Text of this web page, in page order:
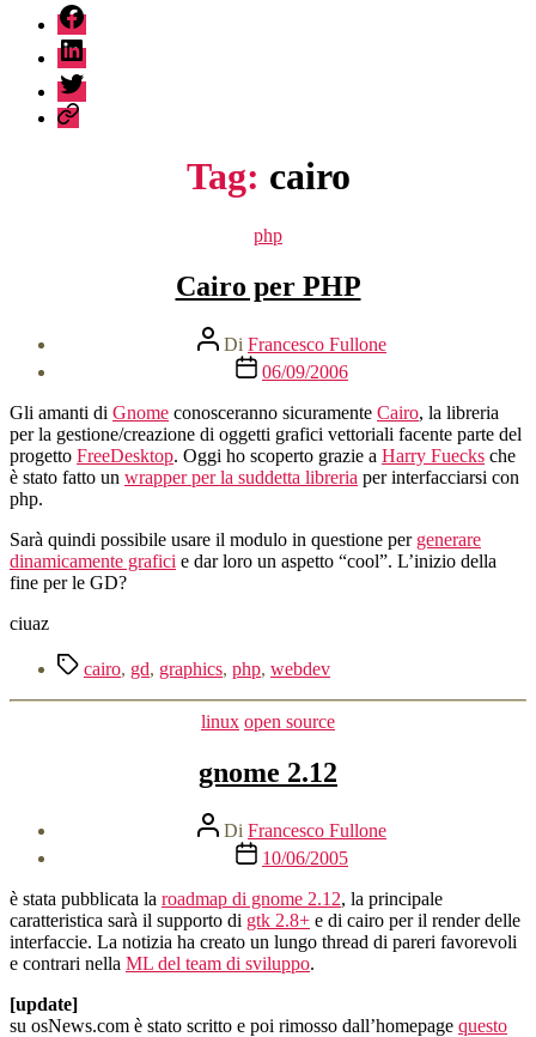
fb
linkedin
twitter
sessionize
Tag: cairo
Categorie
php
Cairo per PHP
Autore
articolo
Di Francesco Fullone
Data
dell'articolo
06/09/2006
Gli amanti di Gnome conosceranno sicuramente Cairo, la libreria
per la gestione/creazione di oggetti grafici vettoriali facente parte del
progetto FreeDesktop. Oggi ho scoperto grazie a Harry Fuecks che
è stato fatto un wrapper per la suddetta libreria per interfacciarsi con
php.
Sarà quindi possibile usare il modulo in questione per generare
dinamicamente grafici e dar loro un aspetto “cool”. L’inizio della
fine per le GD?
ciuaz
Tag cairo, gd, graphics, php, webdev
Categorie
linux open source
gnome 2.12
Autore
articolo
Di Francesco Fullone
Data
dell'articolo
10/06/2005
è stata pubblicata la roadmap di gnome 2.12, la principale
caratteristica sarà il supporto di gtk 2.8+ e di cairo per il render delle
interfaccie. La notizia ha creato un lungo thread di pareri favorevoli
e contrari nella ML del team di sviluppo.
[update]
su osNews.com è stato scritto e poi rimosso dall’homepage questo